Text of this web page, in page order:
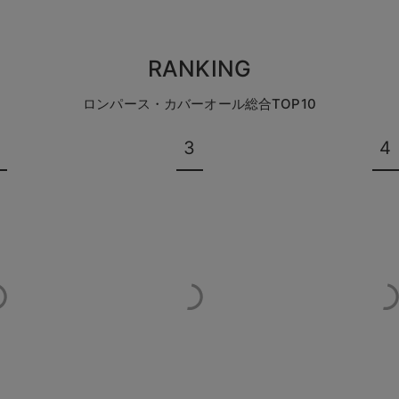
RANKING
ロンパース・カバーオール総合TOP10
3 4